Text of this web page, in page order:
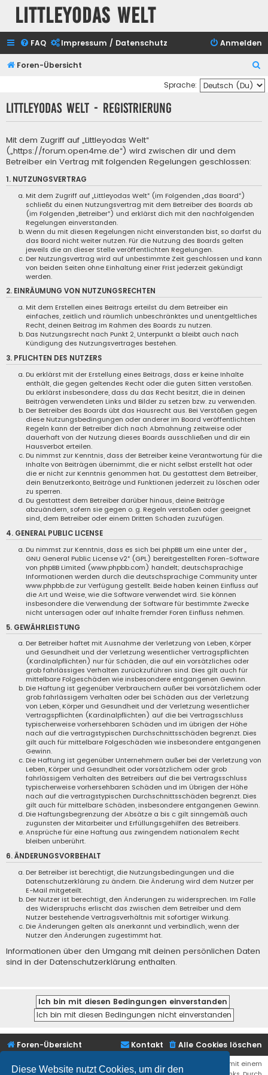
Diese Website nutzt Cookies, um dir den
Littleyodas Welt
FAQ Impressum / Datenschutz Anmelden
Foren-Übersicht
u
c
Sprache:
Littleyodas Welt - Registrierung
Mit dem Zugriff auf „Littleyodas Welt“
(„https://forum.open4me.de“) wird zwischen dir und dem
Betreiber ein Vertrag mit folgenden Regelungen geschlossen:
1. NUTZUNGSVERTRAG
Mit dem Zugriff auf „Littleyodas Welt“ (im Folgenden „das Board“)
schließt du einen Nutzungsvertrag mit dem Betreiber des Boards ab
(im Folgenden „Betreiber“) und erklärst dich mit den nachfolgenden
Regelungen einverstanden.
Wenn du mit diesen Regelungen nicht einverstanden bist, so darfst du
das Board nicht weiter nutzen. Für die Nutzung des Boards gelten
jeweils die an dieser Stelle veröffentlichten Regelungen.
Der Nutzungsvertrag wird auf unbestimmte Zeit geschlossen und kann
von beiden Seiten ohne Einhaltung einer Frist jederzeit gekündigt
werden.
2. EINRÄUMUNG VON NUTZUNGSRECHTEN
Mit dem Erstellen eines Beitrags erteilst du dem Betreiber ein
einfaches, zeitlich und räumlich unbeschränktes und unentgeltliches
Recht, deinen Beitrag im Rahmen des Boards zu nutzen.
Das Nutzungsrecht nach Punkt 2, Unterpunkt a bleibt auch nach
Kündigung des Nutzungsvertrages bestehen.
3. PFLICHTEN DES NUTZERS
Du erklärst mit der Erstellung eines Beitrags, dass er keine Inhalte
enthält, die gegen geltendes Recht oder die guten Sitten verstoßen.
Du erklärst insbesondere, dass du das Recht besitzt, die in deinen
Beiträgen verwendeten Links und Bilder zu setzen bzw. zu verwenden.
Der Betreiber des Boards übt das Hausrecht aus. Bei Verstößen gegen
diese Nutzungsbedingungen oder anderer im Board veröffentlichten
Regeln kann der Betreiber dich nach Abmahnung zeitweise oder
dauerhaft von der Nutzung dieses Boards ausschließen und dir ein
Hausverbot erteilen.
Du nimmst zur Kenntnis, dass der Betreiber keine Verantwortung für die
Inhalte von Beiträgen übernimmt, die er nicht selbst erstellt hat oder
die er nicht zur Kenntnis genommen hat. Du gestattest dem Betreiber,
dein Benutzerkonto, Beiträge und Funktionen jederzeit zu löschen oder
zu sperren.
Du gestattest dem Betreiber darüber hinaus, deine Beiträge
abzuändern, sofern sie gegen o. g. Regeln verstoßen oder geeignet
sind, dem Betreiber oder einem Dritten Schaden zuzufügen.
4. GENERAL PUBLIC LICENSE
Du nimmst zur Kenntnis, dass es sich bei phpBB um eine unter der „
GNU General Public License v2“ (GPL) bereitgestellten Foren-Software
von phpBB Limited (www.phpbb.com) handelt; deutschsprachige
Informationen werden durch die deutschsprachige Community unter
www.phpbb.de zur Verfügung gestellt. Beide haben keinen Einfluss auf
die Art und Weise, wie die Software verwendet wird. Sie können
insbesondere die Verwendung der Software für bestimmte Zwecke
nicht untersagen oder auf Inhalte fremder Foren Einfluss nehmen.
5. GEWÄHRLEISTUNG
Der Betreiber haftet mit Ausnahme der Verletzung von Leben, Körper
und Gesundheit und der Verletzung wesentlicher Vertragspflichten
(Kardinalpflichten) nur für Schäden, die auf ein vorsätzliches oder
grob fahrlässiges Verhalten zurückzuführen sind. Dies gilt auch für
mittelbare Folgeschäden wie insbesondere entgangenen Gewinn.
Die Haftung ist gegenüber Verbrauchern außer bei vorsätzlichem oder
grob fahrlässigem Verhalten oder bei Schäden aus der Verletzung
von Leben, Körper und Gesundheit und der Verletzung wesentlicher
Vertragspflichten (Kardinalpflichten) auf die bei Vertragsschluss
typischerweise vorhersehbaren Schäden und im übrigen der Höhe
nach auf die vertragstypischen Durchschnittsschäden begrenzt. Dies
gilt auch für mittelbare Folgeschäden wie insbesondere entgangenen
Gewinn.
Die Haftung ist gegenüber Unternehmern außer bei der Verletzung von
Leben, Körper und Gesundheit oder vorsätzlichem oder grob
fahrlässigem Verhalten des Betreibers auf die bei Vertragsschluss
typischerweise vorhersehbaren Schäden und im Übrigen der Höhe
nach auf die vertragstypischen Durchschnittsschäden begrenzt. Dies
gilt auch für mittelbare Schäden, insbesondere entgangenen Gewinn.
Die Haftungsbegrenzung der Absätze a bis c gilt sinngemäß auch
zugunsten der Mitarbeiter und Erfüllungsgehilfen des Betreibers.
Ansprüche für eine Haftung aus zwingendem nationalem Recht
bleiben unberührt.
6. ÄNDERUNGSVORBEHALT
Der Betreiber ist berechtigt, die Nutzungsbedingungen und die
Datenschutzerklärung zu ändern. Die Änderung wird dem Nutzer per
E-Mail mitgeteilt.
Der Nutzer ist berechtigt, den Änderungen zu widersprechen. Im Falle
des Widerspruchs erlischt das zwischen dem Betreiber und dem
Nutzer bestehende Vertragsverhältnis mit sofortiger Wirkung.
Die Änderungen gelten als anerkannt und verbindlich, wenn der
Nutzer den Änderungen zugestimmt hat.
Informationen über den Umgang mit deinen persönlichen Daten
sind in der Datenschutzerklärung enthalten.
Foren-Übersicht Alle Cookies löschen
Kontakt
Bei den Links zu Shops (Amazon, Ebay, Aliexpress, ...) und Links, die mit einem